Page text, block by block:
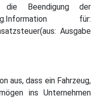
die Beendigung der
für:
Ausgabe
aus, dass ein Fahrzeug,
ins Unternehmen